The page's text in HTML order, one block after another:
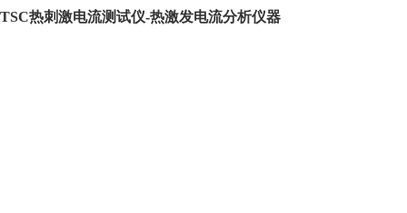
TSC热刺激电流测试仪-热激发电流分析仪器